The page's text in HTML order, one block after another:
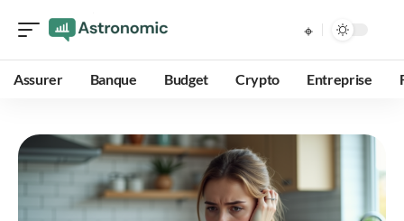
Assurer Banque Budget Crypto Entreprise